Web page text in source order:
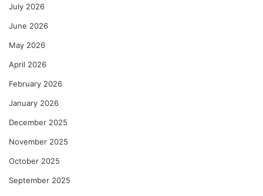
July 2026
June 2026
May 2026
April 2026
February 2026
January 2026
December 2025
November 2025
October 2025
September 2025